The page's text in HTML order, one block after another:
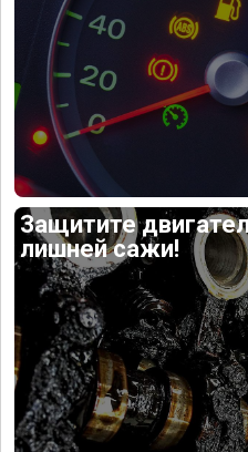
Защитите
лишней сажи!